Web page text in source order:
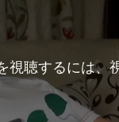
視聴するには、